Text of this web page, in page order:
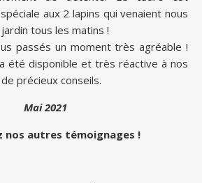
aux 2 lapins qui venaient nous
tous les matins !
passés un moment très agréable !
été disponible et très réactive à nos
précieux conseils.
Mai 2021
nos autres témoignages !